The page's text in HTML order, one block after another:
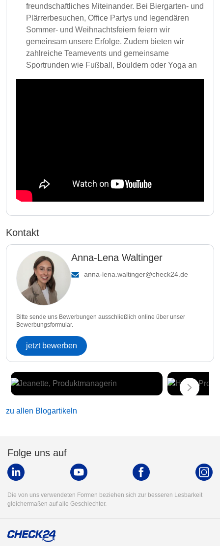
freundschaftliches Miteinander. Bei Biergarten- und
Plärrerbesuchen, Office Partys und legendären
Sommer- und Weihnachtsfeiern feiern wir
gemeinsam unsere Erfolge. Zudem bieten wir
zahlreiche Teamevents und gemeinsame
Sportrunden wie Fußball, Bouldern oder Yoga an
Kontakt
Anna-Lena Waltinger
anna-lena.waltinger@check24.de
Bitte sende uns Bewerbungen ausschließlich online über unser
Bewerbungsformular.
jetzt bewerben
zu allen Blogartikeln
Folge uns auf
Die von uns verwendeten Formen beziehen sich zur besseren Lesbarkeit
gleichermaßen auf alle Geschlechter.